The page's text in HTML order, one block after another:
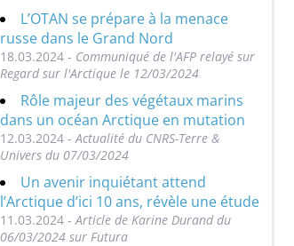
L’OTAN se prépare à la menace
russe dans le Grand Nord
18.03.2024 - Communiqué de l'AFP relayé sur
Regard sur l'Arctique le 12/03/2024
Rôle majeur des végétaux marins
dans un océan Arctique en mutation
12.03.2024 - Actualité du CNRS-Terre &
Univers du 07/03/2024
Un avenir inquiétant attend
l’Arctique d’ici 10 ans, révèle une étude
11.03.2024 - Article de Karine Durand du
06/03/2024 sur Futura